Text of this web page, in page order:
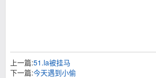
上一篇:51.la被挂马
下一篇:今天遇到小偷